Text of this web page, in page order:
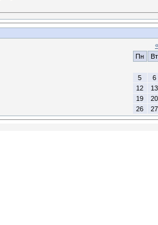
«
Пн
Вт
5
6
12
13
19
20
26
27